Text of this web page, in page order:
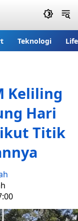
Teknologi
Keliling
Hari
Titik